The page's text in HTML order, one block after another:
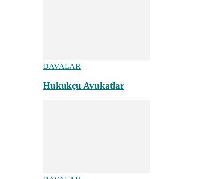
DAVALAR
Hukukçu Avukatlar